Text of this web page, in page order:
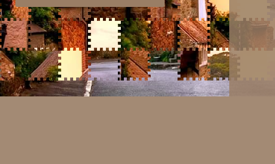
Панорама № 5975370